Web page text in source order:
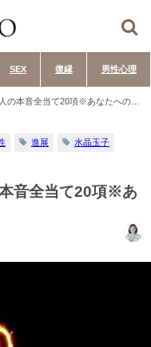
SEX 復縁 男性心理
の本音全当て20項※あなたへの想
進展 水晶玉子
音全当て20項※あ